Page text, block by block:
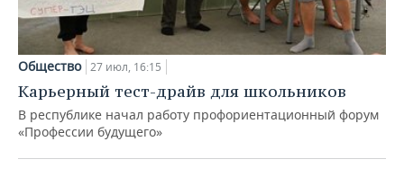
Общество 27 июл, 16:15
Карьерный тест-драйв для школьников
В республике начал работу профориентационный форум
«Профессии будущего»